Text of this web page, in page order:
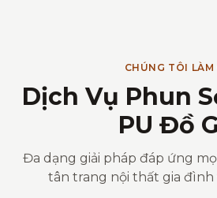
CHÚNG TÔI LÀM
Dịch Vụ Phun
PU Đồ
Đa dạng giải pháp đáp ứng
tân trang nội thất gia đình